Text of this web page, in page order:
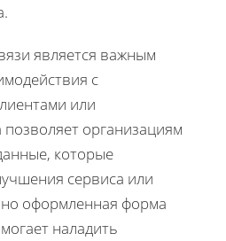
является важным
с
или
организациям
которые
сервиса или
оформленная форма
наладить